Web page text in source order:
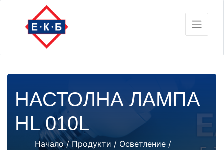
НАСТОЛНА ЛАМПА
HL 010L
Начало/Продукти / Осветление /